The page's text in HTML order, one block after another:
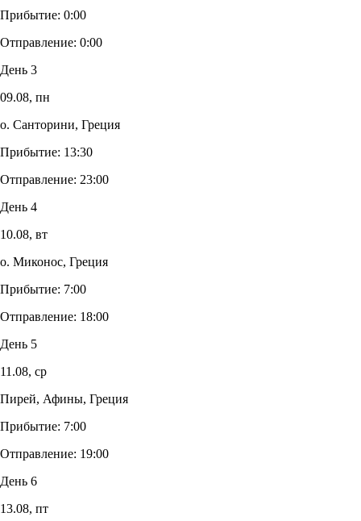
Прибытие: 0:00
Отправление: 0:00
День 3
09.08, пн
о. Санторини, Греция
Прибытие: 13:30
Отправление: 23:00
День 4
10.08, вт
о. Миконос, Греция
Прибытие: 7:00
Отправление: 18:00
День 5
11.08, ср
Пирей, Афины, Греция
Прибытие: 7:00
Отправление: 19:00
День 6
13.08, пт